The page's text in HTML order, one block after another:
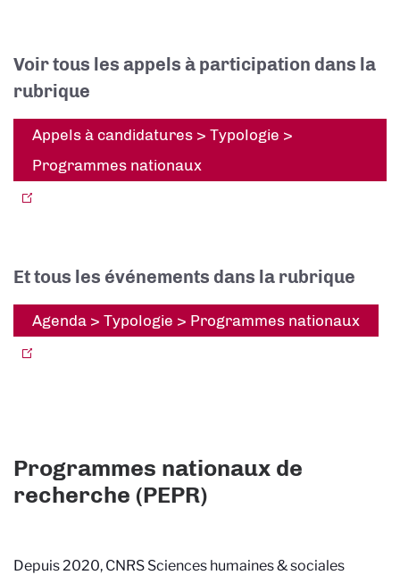
Voir tous les appels à participation dans la
rubrique
Appels à candidatures > Typologie >
Programmes nationaux
Et tous les événements dans la rubrique
Agenda > Typologie > Programmes nationaux
Programmes nationaux de
recherche (PEPR)
Depuis 2020, CNRS Sciences humaines & sociales